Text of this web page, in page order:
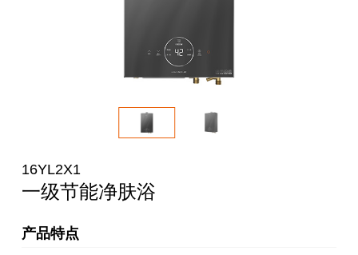
16YL2X1
一级节能净肤浴
产品特点